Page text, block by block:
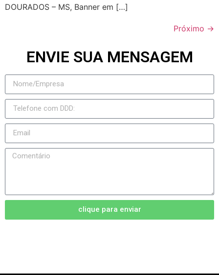
DOURADOS – MS, Banner em […]
Próximo →
ENVIE SUA MENSAGEM
clique para enviar